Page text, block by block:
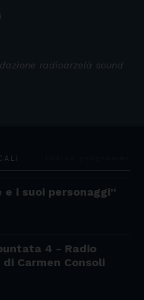
radioarzelà sound
e i suoi personaggi”
4 - Radio
Carmen Consoli